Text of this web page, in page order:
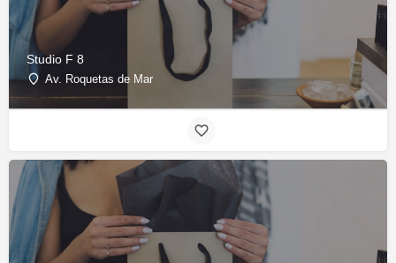
Studio F 8
Av. Roquetas de Mar